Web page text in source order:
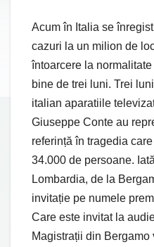
Acum în Italia se
cazuri la un milion de
întoarcere la
bine de trei luni. Trei
italian aparatiile
Giuseppe Conte au
referință în tragedia
34.000 de persoane.
Lombardia, de la
invitație pe numele
Care este invitat la
Magistrații din